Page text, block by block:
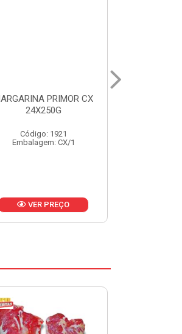
MARGARINA DELICIA
CAIXA 24X250G
Código: 6958
Embalagem: CX/1
VER PREÇO